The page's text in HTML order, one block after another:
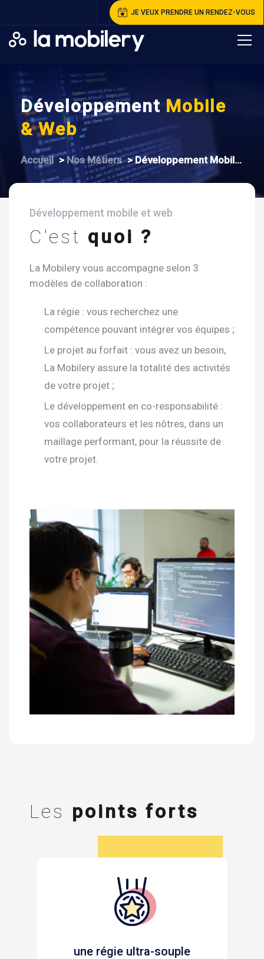
JE VEUX PRENDRE UN RENDEZ-VOUS
DéveloppementMobile
& Web
Accueil > Nos Métiers >Développement Mobile & Web
Développement mobile et web
C'est quoi ?
La Mobilery vous accompagne selon 3
modèles de collaboration :
La régie : vous recherchez une
compétence pouvant intégrer vos équipes ;
Le projet au forfait : vous avez un besoin,
La Mobilery assure la totalité des activités
de votre projet ;
Le développement en co-responsabilité :
vos collaborateurs et les nôtres, dans un
maillage performant, pour la réussite de
votre projet.
Les points forts
une régie ultra-souple